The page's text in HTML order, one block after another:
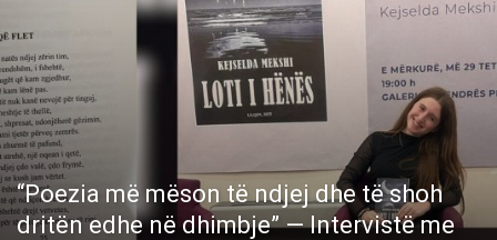
“Poezia më mëson të ndjej dhe të shoh
dritën edhe në dhimbje” — Intervistë me